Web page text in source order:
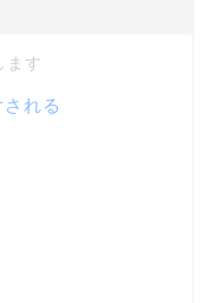
れる